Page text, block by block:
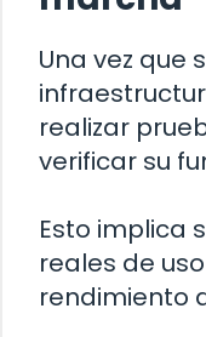
Una vez que
realizar
verificar su
Esto implica
reales de
rendimiento